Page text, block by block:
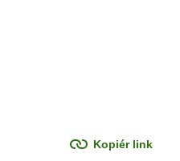
Kopiér link